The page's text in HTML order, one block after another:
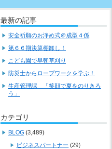
最新の記事
安全祈願のお浄め式＠成型４係
第６６期決算棚卸し！
こども園で早朝草刈り
防災士からロープワークを学ぶ！
生産管理課 「笑顔で夏をのりきろ
う」
カテゴリ
BLOG (3,489)
ビジネスパートナー (29)